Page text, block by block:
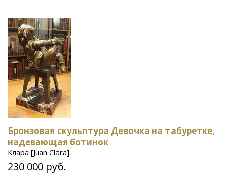
Бронзовая скульптура Девочка на табуретке,
надевающая ботинок
Клара [Juan Clara]
230 000 руб.